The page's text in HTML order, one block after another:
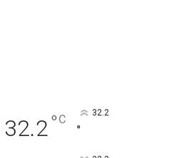
32.2°C 32.2
°